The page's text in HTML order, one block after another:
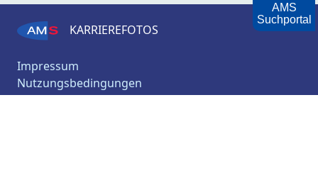
KARRIEREFOTOS
Impressum
Nutzungsbedingungen
Datenschutzerklärung
AMS
Suchportal